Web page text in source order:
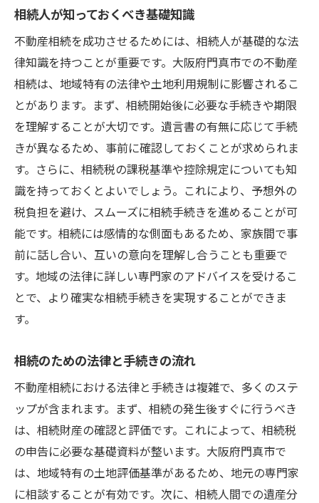
の秘訣
門真市の土地利用状況を知る
地域の不動産市場動向を分析する
地域特性を反映した不動産の活用方法
門真市の不動産価値を引き出すポイント
地域の専門家の力を借りる方法
地域に根ざした相続計画を立てる
大阪府門真市での不動産相続は何を考慮すべき
か
門真市の法規制とその影響
地域の税制上の特徴を理解する
交通アクセスと利便性を評価する
住環境としての魅力を見極める
相続財産の評価から始めるスムーズな不動産相
続の流れ
不動産評価の基本プロセス
評価額に基づく相続の計画作成
相続財産の現状分析方法
適切な評価方法を選ぶ際のポイント
相続人が知っておくべき基礎知識
不動産相続を成功させるためには、相続人が基礎的な法
律知識を持つことが重要です。大阪府門真市での不動産
相続は、地域特有の法律や土地利用規制に影響されるこ
とがあります。まず、相続開始後に必要な手続きや期限
を理解することが大切です。遺言書の有無に応じて手続
きが異なるため、事前に確認しておくことが求められま
す。さらに、相続税の課税基準や控除規定についても知
識を持っておくとよいでしょう。これにより、予想外の
税負担を避け、スムーズに相続手続きを進めることが可
能です。相続には感情的な側面もあるため、家族間で事
前に話し合い、互いの意向を理解し合うことも重要で
す。地域の法律に詳しい専門家のアドバイスを受けるこ
とで、より確実な相続手続きを実現することができま
す。
相続のための法律と手続きの流れ
不動産相続における法律と手続きは複雑で、多くのステ
ップが含まれます。まず、相続の発生後すぐに行うべき
は、相続財産の確認と評価です。これによって、相続税
の申告に必要な基礎資料が整います。大阪府門真市で
は、地域特有の土地評価基準があるため、地元の専門家
に相談することが有効です。次に、相続人間での遺産分